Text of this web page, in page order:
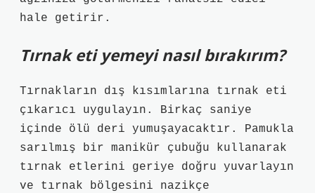
hale getirir.
Tırnak eti yemeyi nasıl bırakırım?
Tırnakların dış kısımlarına tırnak eti
çıkarıcı uygulayın. Birkaç saniye
içinde ölü deri yumuşayacaktır. Pamukla
sarılmış bir manikür çubuğu kullanarak
tırnak etlerini geriye doğru yuvarlayın
ve tırnak bölgesini nazikçe